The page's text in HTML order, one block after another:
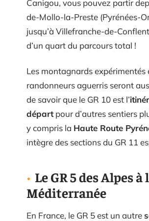
Canigou, vous pouvez partir
de-Mollo-la-Preste (Pyrénées-
jusqu’à Villefranche-de-
d’un quart du parcours total !
Les montagnards expérimentés
randonneurs aguerris seront
de savoir que le GR 10 est l’
départpour d’autres sentiers
y compris la Haute Route
intègre des sections du GR 11
Le GR 5 des Alpes à
Méditerranée
En France, le GR 5 est un autre